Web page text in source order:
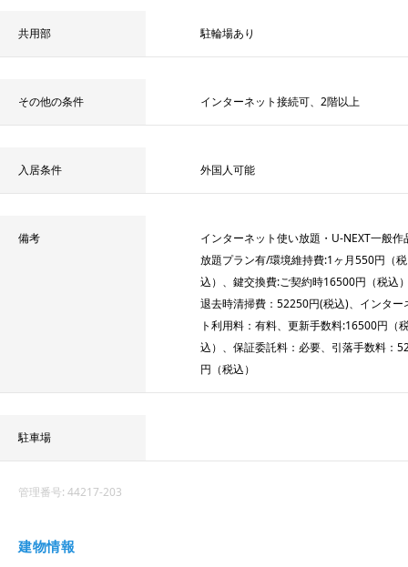
共用部 駐輪場あり
その他の条件 インターネット接続可、2階以上
入居条件 外国人可能
備考
インターネット使い放題・U-NEXT一般作
放題プラン有/環境維持費:1ヶ月550円（税
込）、鍵交換費:ご契約時16500円（税込
退去時清掃費：52250円(税込)、インター
ト利用料：有料、更新手数料:16500円（
込）、保証委託料：必要、引落手数料：
円（税込）
駐車場
管理番号: 44217-203
建物情報